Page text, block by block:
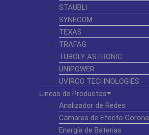
STAUBLI
SYNECOM
TEXAS
TRAFAG
TUBOLY ASTRONIC
UNIPOWER
UVIRCO TECHNOLOGIES
Lineas de Productos
Analizador de Redes
Cámaras de Efecto Corona
Energía de Baterias